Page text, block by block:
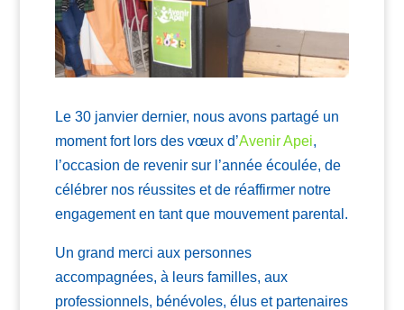
Le 30 janvier dernier, nous avons partagé un
moment fort lors des vœux d’Avenir Apei,
l’occasion de revenir sur l’année écoulée, de
célébrer nos réussites et de réaffirmer notre
engagement en tant que mouvement parental.
Un grand merci aux personnes
accompagnées, à leurs familles, aux
professionnels, bénévoles, élus et partenaires